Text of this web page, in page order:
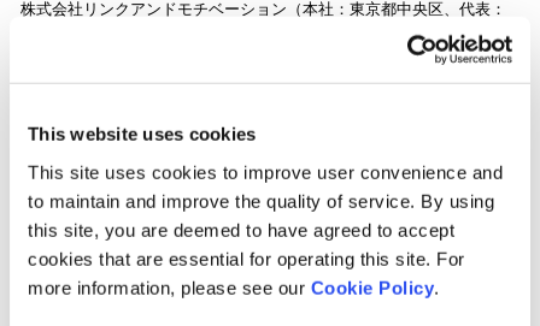
This website uses cookies
This site uses cookies to improve user convenience and
to maintain and improve the quality of service. By using
this site, you are deemed to have agreed to accept
cookies that are essential for operating this site. For
more information, please see our Cookie Policy.
株式会社リンクアンドモチベーション（本社：東京都中央区、代表：
小笹芳央、証券コード：2170）の研究機関であるモチベーションエン
ジニアリング研究所は、「東南アジア圏の従業員エンゲージメント」